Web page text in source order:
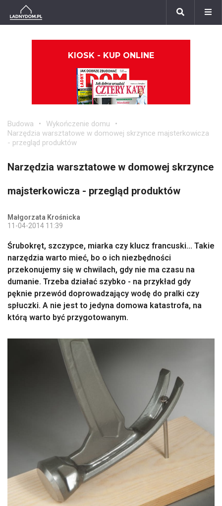
KIOSK - KUP ONLINE
Budowa
Wykończenie domu
Narzędzia warsztatowe w domowej skrzynce majsterkowicza
- przegląd produktów
Narzędzia warsztatowe w domowej skrzynce
majsterkowicza - przegląd produktów
Małgorzata Krośnicka
11-04-2014 11:39
Śrubokręt, szczypce, miarka czy klucz francuski... Takie
narzędzia warto mieć, bo o ich niezbędności
przekonujemy się w chwilach, gdy nie ma czasu na
dumanie. Trzeba działać szybko - na przykład gdy
pęknie przewód doprowadzający wodę do pralki czy
spłuczki. A nie jest to jedyna domowa katastrofa, na
którą warto być przygotowanym.